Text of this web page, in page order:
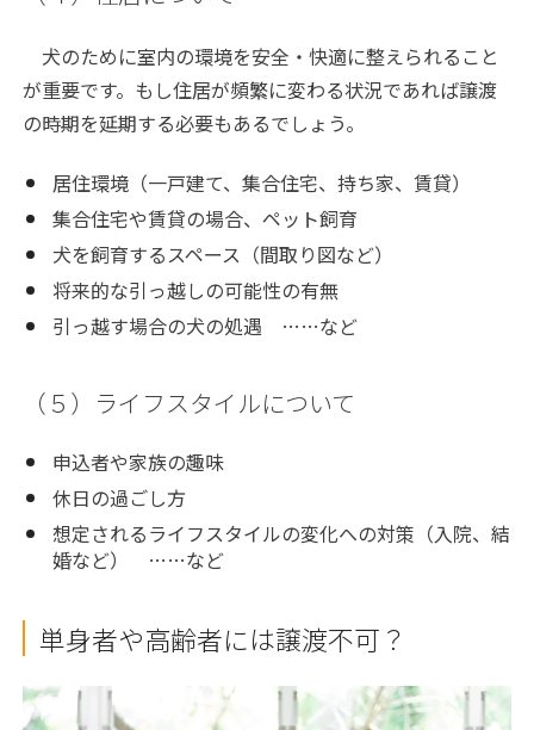
犬のために室内の環境を安全・快適に整えられること
が重要です。もし住居が頻繁に変わる状況であれば譲渡
の時期を延期する必要もあるでしょう。
居住環境（一戸建て、集合住宅、持ち家、賃貸）
集合住宅や賃貸の場合、ペット飼育
犬を飼育するスペース（間取り図など）
将来的な引っ越しの可能性の有無
引っ越す場合の犬の処遇 ……など
（５）ライフスタイルについて
申込者や家族の趣味
休日の過ごし方
想定されるライフスタイルの変化への対策（入院、結
婚など） ……など
単身者や高齢者には譲渡不可？